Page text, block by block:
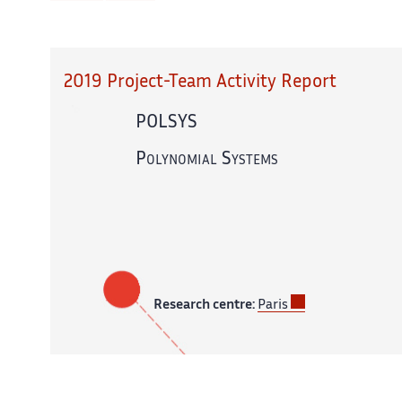
2019 Project-Team Activity Report
POLSYS
Polynomial Systems
Research centre: Paris